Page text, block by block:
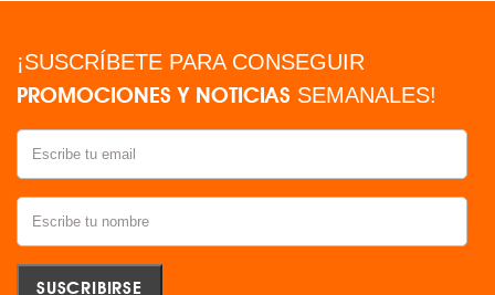
¡SUSCRÍBETE PARA CONSEGUIR
PROMOCIONES Y NOTICIAS SEMANALES!